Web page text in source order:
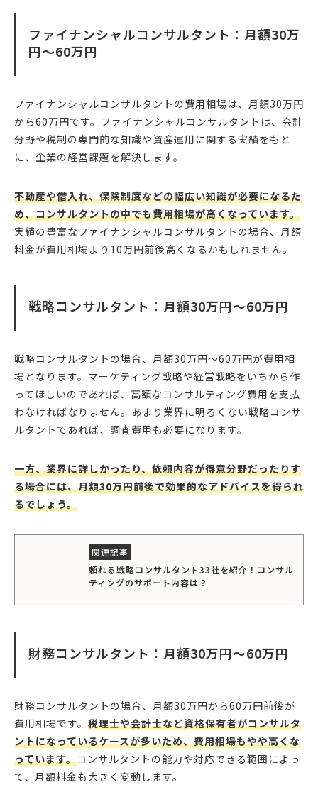
ファイナンシャルコンサルタント：月額30万
円〜60万円
ファイナンシャルコンサルタントの費用相場は、月額30万円
から60万円です。ファイナンシャルコンサルタントは、会計
分野や税制の専門的な知識や資産運用に関する実績をもと
に、企業の経営課題を解決します。
不動産や借入れ、保険制度などの幅広い知識が必要になるた
め、コンサルタントの中でも費用相場が高くなっています。
実績の豊富なファイナンシャルコンサルタントの場合、月額
料金が費用相場より10万円前後高くなるかもしれません。
戦略コンサルタント：月額30万円〜60万円
戦略コンサルタントの場合、月額30万円〜60万円が費用相
場となります。マーケティング戦略や経営戦略をいちから作
ってほしいのであれば、高額なコンサルティング費用を支払
わなければなりません。あまり業界に明るくない戦略コンサ
ルタントであれば、調査費用も必要になります。
一方、業界に詳しかったり、依頼内容が得意分野だったりす
る場合には、月額30万円前後で効果的なアドバイスを得られ
るでしょう。
頼れる戦略コンサルタント33社を紹介！コンサル
ティングのサポート内容は？
財務コンサルタント：月額30万円〜60万円
財務コンサルタントの場合、月額30万円から60万円前後が
費用相場です。 税理士や会計士など資格保有者がコンサルタ
ントになっているケースが多いため、費用相場もやや高くな
っています。コンサルタントの能力や対応できる範囲によっ
て、月額料金も大きく変動します。